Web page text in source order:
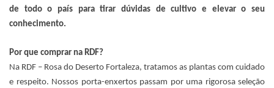
de todo o país para tirar dúvidas de cultivo e elevar o seu
conhecimento.
Por que comprar na RDF?
Na RDF – Rosa do Deserto Fortaleza, tratamos as plantas com cuidado
e respeito. Nossos porta-enxertos passam por uma rigorosa seleção